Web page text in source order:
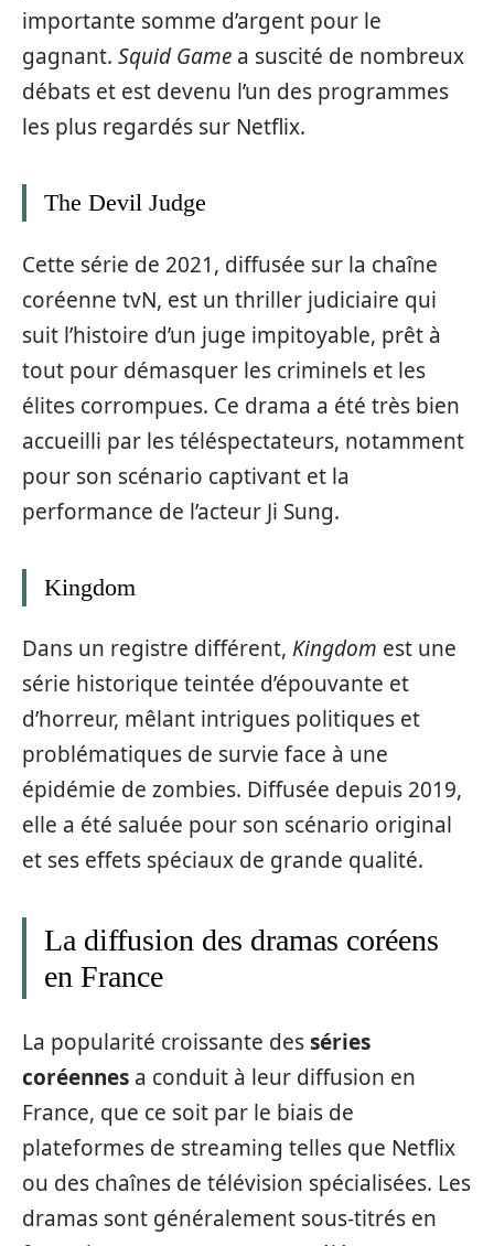
importante somme d’argent pour le
gagnant. Squid Game a suscité de nombreux
débats et est devenu l’un des programmes
les plus regardés sur Netflix.
The Devil Judge
Cette série de 2021, diffusée sur la chaîne
coréenne tvN, est un thriller judiciaire qui
suit l’histoire d’un juge impitoyable, prêt à
tout pour démasquer les criminels et les
élites corrompues. Ce drama a été très bien
accueilli par les téléspectateurs, notamment
pour son scénario captivant et la
performance de l’acteur Ji Sung.
Kingdom
Dans un registre différent, Kingdom est une
série historique teintée d’épouvante et
d’horreur, mêlant intrigues politiques et
problématiques de survie face à une
épidémie de zombies. Diffusée depuis 2019,
elle a été saluée pour son scénario original
et ses effets spéciaux de grande qualité.
La diffusion des dramas coréens
en France
La popularité croissante desséries
coréennes a conduit à leur diffusion en
France, que ce soit par le biais de
plateformes de streaming telles que Netflix
ou des chaînes de télévision spécialisées. Les
dramas sont généralement sous-titrés en